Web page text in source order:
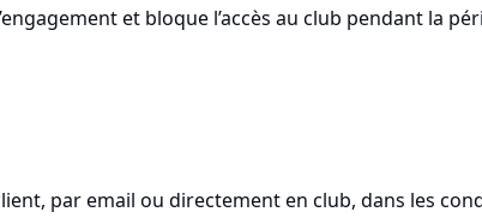
et bloque l’accès au club pendant la
par email ou directement en club, dans les